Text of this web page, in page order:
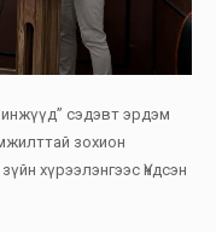
сэдэвт эрдэм
зохион
хүрээлэнгээс Үндсэн